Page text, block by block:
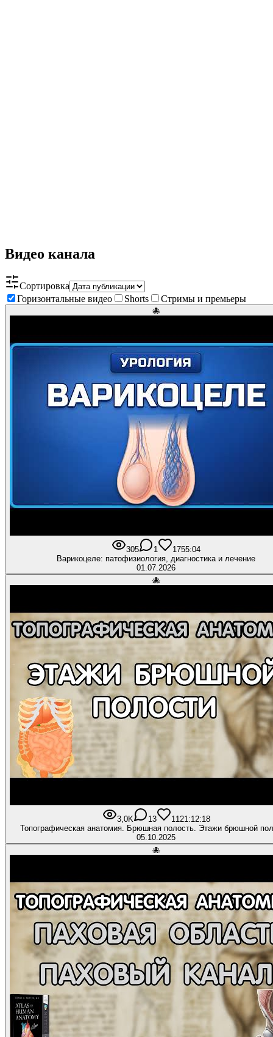
Видео канала
Сортировка
Горизонтальные видео
Shorts Стримы и премьеры
🐙
305 1 1755:04
Варикоцеле: патофизиология, диагностика и лечение
01.07.2026
🐙
3,0K 13 1121:12:18
Топографическая анатомия. Брюшная полость. Этажи брюшной
05.10.2025
🐙